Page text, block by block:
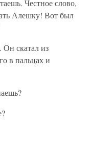
Честное слово,
Алешку! Вот был
Он скатал из
в пальцах и